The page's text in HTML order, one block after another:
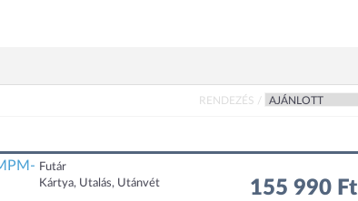
RENDEZÉS /
Futár
Kártya, Utalás, Utánvét
155 990 Ft